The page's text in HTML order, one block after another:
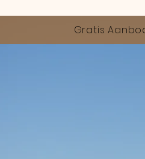
Gratis